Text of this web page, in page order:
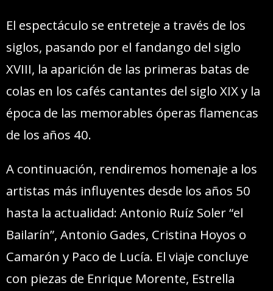
El espectáculo se entreteje a través de los
siglos, pasando por el fandango del siglo
XVIII, la aparición de las primeras batas de
colas en los cafés cantantes del siglo XIX y la
época de las memorables óperas flamencas
de los años 40.
A continuación, rendiremos homenaje a los
artistas más influyentes desde los años 50
hasta la actualidad: Antonio Ruíz Soler “el
Bailarín”, Antonio Gades, Cristina Hoyos o
Camarón y Paco de Lucía. El viaje concluye
con piezas de Enrique Morente, Estrella